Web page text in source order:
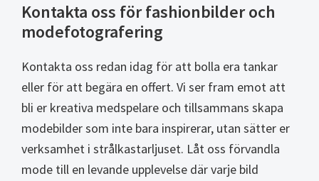
Kontakta oss för fashionbilder och
modefotografering
Kontakta oss redan idag för att bolla era tankar
eller för att begära en offert. Vi ser fram emot att
bli er kreativa medspelare och tillsammans skapa
modebilder som inte bara inspirerar, utan sätter er
verksamhet i strålkastarljuset. Låt oss förvandla
mode till en levande upplevelse där varje bild